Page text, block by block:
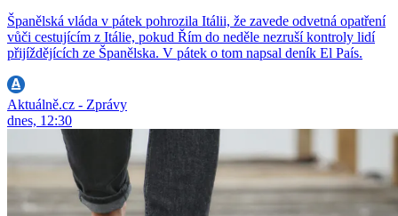
Španělská vláda v pátek pohrozila Itálii, že zavede odvetná opatření
vůči cestujícím z Itálie, pokud Řím do neděle nezruší kontroly lidí
přijíždějících ze Španělska. V pátek o tom napsal deník El País.
Aktuálně.cz - Zprávy
dnes, 12:30